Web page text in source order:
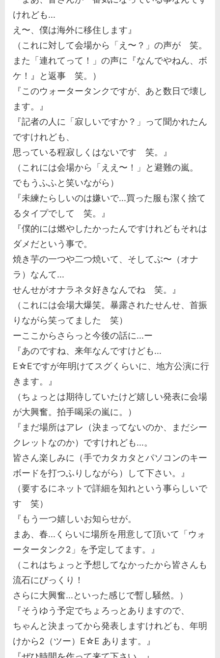
けれども...
え〜、僕は海外に移住します』
（これに対して会場から「え〜？」の声が 笑。
また「連れてって！」の声に『なんでやねん、ボ
ケ！』と返事 笑。）
『このウォータータンクですが、あと数日で壊し
ます。』
『記者の人に「寂しいですか？」って聞かれたん
ですけれども、
思っている程寂しくはないです 笑。』
（これには会場から「ええ〜！」と避難の嵐。
でもうふふと笑いながら）
『未練たらしいのは嫌いで...買った服も潔く捨て
るタイプでして 笑。』
『僕的には燃やしたかったんですけれどもそれは
ダメだという事で。
焼き芋の一つや二つ焼いて、そしてぶ〜（オナ
ラ）なんて...
せんせがオナラネタ好きなんでね 笑。』
（これには会場大爆笑。暴露されたせんせ、首振
りながら笑ってました 笑）
ーここからさらっと今後の話に...ー
『あのですね、来年なんですけども...
E☆Eですが年明けてスグくらいに、地方公演に行
きます。』
（ちょっとは期待していたけど嬉しい発表に会場
が大興奮。拍手喝采の嵐に。）
『まだ場所はアレ（決まってないのか、まだシー
クレットなのか）ですけれども...。
皆さん楽しみに（手でカタカタとパソコンのキー
ボードを打つふりしながら）して下さい。』
（要するにネットで詳細を知れという事らしいで
す 笑）
『もう一つ嬉しいお知らせが。
まあ、春...くらいに場所を用意して頂いて「ウォ
ータータンク2」を予定してます。』
（これはちょっと予想してなかったから皆さんも
流石にびっくり！
さらに大興奮...といった感じで暫し騒然。）
『そうゆう予定でちょろっとありますので、
ちゃんと決まってから発表しますけれども、年明
けから2（ツー）E☆E あります。』